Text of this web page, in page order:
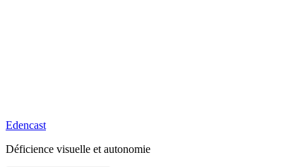
Edencast
Déficience visuelle et autonomie